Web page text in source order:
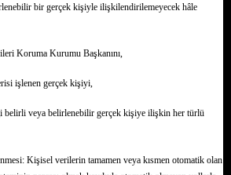
bir gerçek kişiyle ilişkilendirilemeyecek hâle
Koruma Kurumu Başkanını,
işlenen gerçek kişiyi,
veya belirlenebilir gerçek kişiye ilişkin her türlü
Kişisel verilerin tamamen veya kısmen otomatik olan